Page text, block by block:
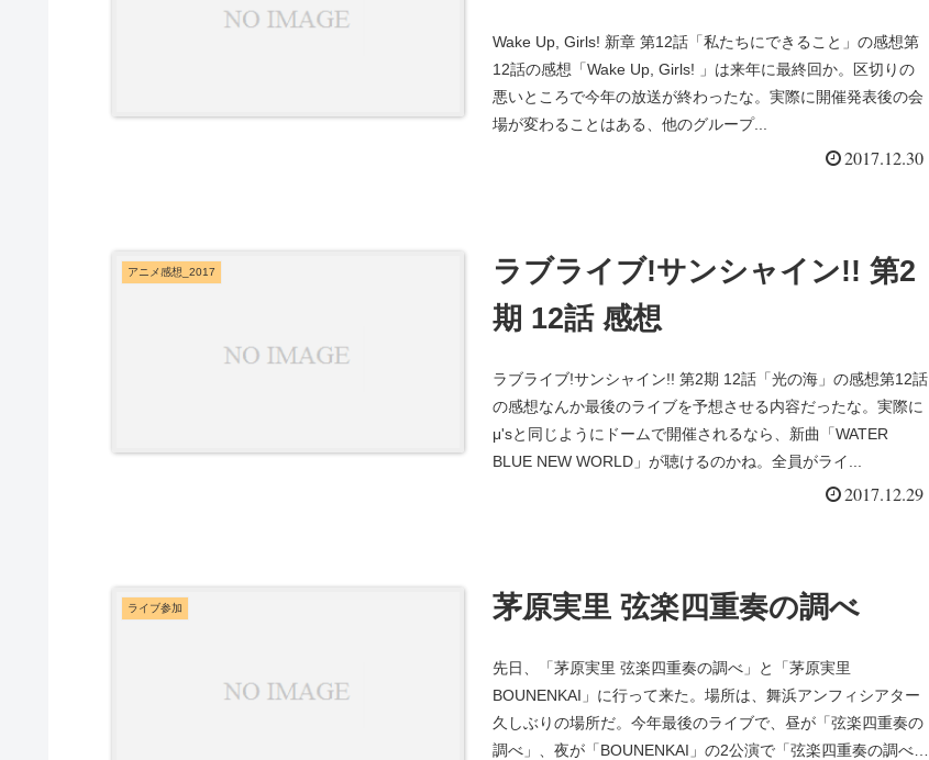
Wake Up, Girls! 新章 第12話「私たちにできること」の感想第
12話の感想「Wake Up, Girls! 」は来年に最終回か。区切りの
悪いところで今年の放送が終わったな。実際に開催発表後の会
場が変わることはある、他のグループ...
2017.12.30
アニメ感想_2017
ラブライブ!サンシャイン!! 第2
期 12話 感想
ラブライブ!サンシャイン!! 第2期 12話「光の海」の感想第12話
の感想なんか最後のライブを予想させる内容だったな。実際に
μ'sと同じようにドームで開催されるなら、新曲「WATER
BLUE NEW WORLD」が聴けるのかね。全員がライ...
2017.12.29
ライブ参加 茅原実里 弦楽四重奏の調べ
先日、「茅原実里 弦楽四重奏の調べ」と「茅原実里
BOUNENKAI」に行って来た。場所は、舞浜アンフィシアター
久しぶりの場所だ。今年最後のライブで、昼が「弦楽四重奏の
調べ」、夜が「BOUNENKAI」の2公演で「弦楽四重奏の調べ」